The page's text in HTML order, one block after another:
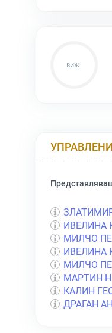
ИВЕЛИНА
МИЛЧО
ИВЕЛИНА
МИЛЧО
МАРТИН
КАЛИН
ДРАГАН